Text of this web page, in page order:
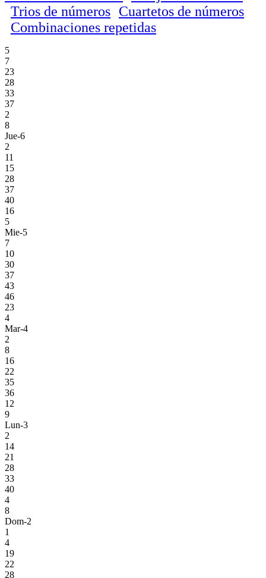
Trios de números Cuartetos de números
Combinaciones repetidas
5
7
23
28
33
37
2
8
Jue-6
2
11
15
28
37
40
16
5
Mie-5
7
10
30
37
43
46
23
4
Mar-4
2
8
16
22
35
36
12
9
Lun-3
2
14
21
28
33
40
4
8
Dom-2
1
4
19
22
28